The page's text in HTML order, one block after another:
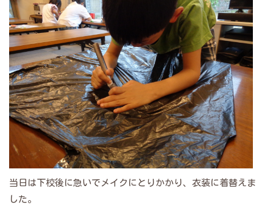
当日は下校後に急いでメイクにとりかかり、衣装に着替えま
した。